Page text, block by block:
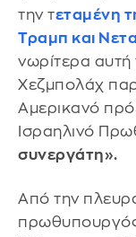
την τεταμένη
Τραμπ και
νωρίτερα αυτή
Χεζμπολάχ
Αμερικανό
Ισραηλινό
συνεργάτη».
Από την